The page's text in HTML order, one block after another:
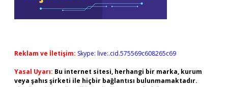
Reklam ve İletişim: Skype: live:.cid.575569c608265c69
Yasal Uyarı: Bu internet sitesi, herhangi bir marka, kurum
veya şahıs şirketi ile hiçbir bağlantısı bulunmamaktadır.